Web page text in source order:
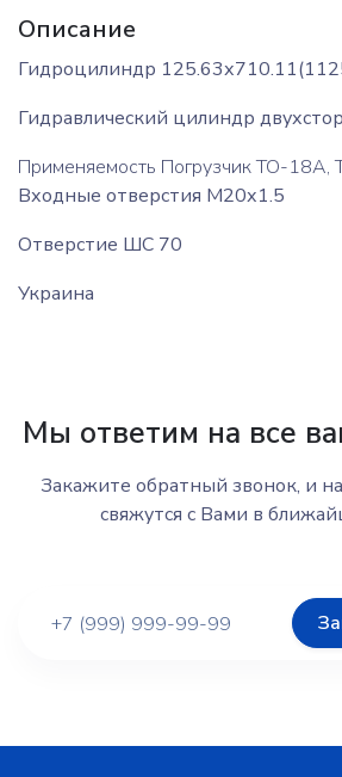
Описание
Гидроцилиндр
Гидравлический цилиндр
Применяемость Погрузчик ТО-18А,
Входные отверстия М20х1.5
Отверстие ШС 70
Украина
Мы ответим на все
Закажите обратный звонок, и
свяжутся с Вами в